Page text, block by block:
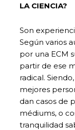
LA CIENCIA?
Son
Según varios
por una ECM
partir de ese
radical.
mejores
dan casos de
médiums, o
tranquilidad